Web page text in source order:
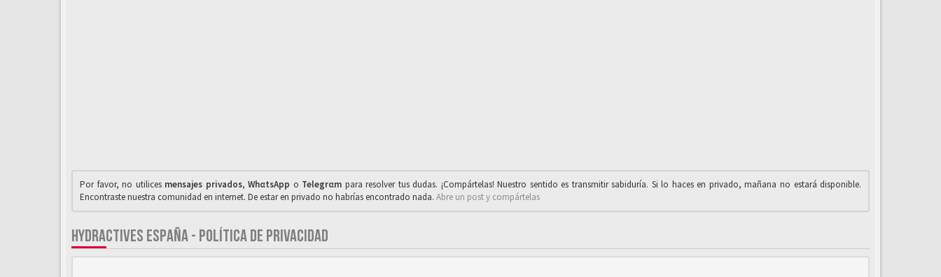
Por favor, no utilices mensajes privados,WhαtsApp o Telegrαm para resolver tus dudas. ¡Compártelas! Nuestro sentido es transmitir sabiduría. Si lo haces en privado, mañana no estará disponible.
Encontraste nuestra comunidad en internet. De estar en privado no habrías encontrado nada. Abre un post y compártelas
HYDRACTIVES ESPAÑA - POLÍTICA DE PRIVACIDAD